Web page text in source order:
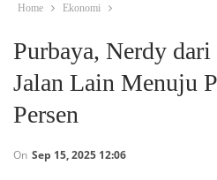
Home Ekonomi
Purbaya, Nerdy
Jalan Lain Menuju
Persen
On Sep 15, 2025 12:06